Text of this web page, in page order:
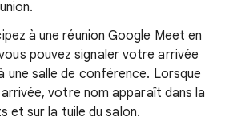
à une réunion Google Meet en
pouvez signaler votre arrivée
une salle de conférence. Lorsque
votre nom apparaît dans la
et sur la tuile du salon.